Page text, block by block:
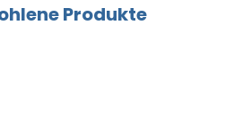
Produkte